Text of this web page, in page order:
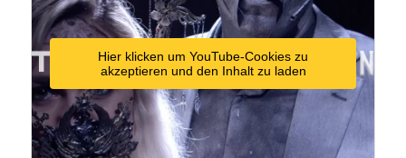
Hier klicken um YouTube-Cookies zu
akzeptieren und den Inhalt zu laden